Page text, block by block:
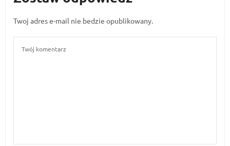
Twoj adres e-mail nie bedzie opublikowany.